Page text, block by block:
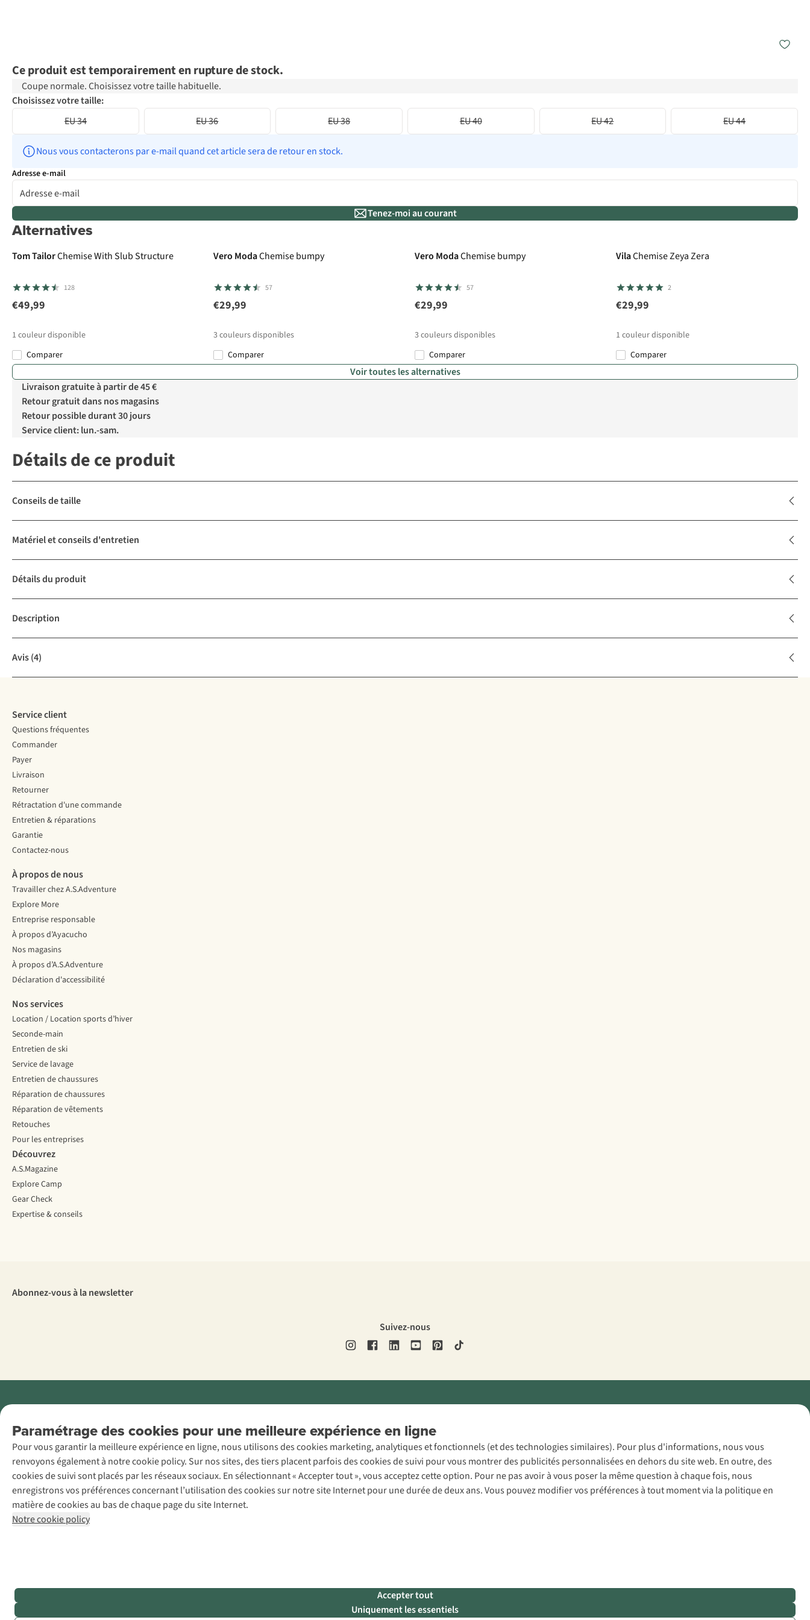
Ce produit est temporairement en rupture de stock.
Coupe normale. Choisissez votre taille habituelle.
Choisissez votre taille:
EU 34
EU 36 EU 38 EU 40 EU 42 EU 44
Nous vous contacterons par e-mail quand cet article sera de retour en stock.
Adresse e-mail
Tenez-moi au courant
Alternatives
Tom TailorChemise With Slub Structure
128
€49,99
1 couleur disponible
Comparer
Vero ModaChemise bumpy
57
€29,99
3couleurs disponibles
Comparer
Vero ModaChemise bumpy
57
€29,99
3couleurs disponibles
Comparer
VilaChemise Zeya Zera
2
€29,99
1 couleur disponible
Comparer
Voir toutes les alternatives
Livraison gratuite à partir de 45 €
Retour gratuit dans nos magasins
Retour possible durant 30 jours
Service client: lun.-sam.
Détails de ce produit
Conseils de taille
Matériel et conseils d'entretien
Détails du produit
Description
Avis(4)
Paramétrage des cookies pour une meilleure expérience en ligne
Pour vous garantir la meilleure expérience en ligne, nous utilisons des cookies marketing, analytiques et fonctionnels (et des technologies similaires). Pour plus d'informations, nous vous
renvoyons également à notre cookie policy. Sur nos sites, des tiers placent parfois des cookies de suivi pour vous montrer des publicités personnalisées en dehors du site web. En outre, des
cookies de suivi sont placés par les réseaux sociaux. En sélectionnant « Accepter tout », vous acceptez cette option. Pour ne pas avoir à vous poser la même question à chaque fois, nous
enregistrons vos préférences concernant l’utilisation des cookies sur notre site Internet pour une durée de deux ans. Vous pouvez modifier vos préférences à tout moment via la politique en
matière de cookies au bas de chaque page du site Internet.
Notre cookie policy
Accepter tout
Uniquement les essentiels
Service client
Questions fréquentes
Commander
Payer
Livraison
Retourner
Rétractation d'une commande
Entretien & réparations
Garantie
Contactez-nous
À propos de nous
Travailler chez A.S.Adventure
Explore More
Entreprise responsable
À propos d’Ayacucho
Nos magasins
À propos d’A.S.Adventure
Déclaration d'accessibilité
Nos services
Location / Location sports d’hiver
Seconde-main
Entretien de ski
Service de lavage
Entretien de chaussures
Réparation de chaussures
Réparation de vêtements
Retouches
Pour les entreprises
Découvrez
A.S.Magazine
Explore Camp
Gear Check
Expertise & conseils
Abonnez-vous à la newsletter
Suivez-nous
AS Adventure
France SAS,
Rue du Vieux
Faubourg 14, F-
59000 Lille
+32 (0)3 828
30 15